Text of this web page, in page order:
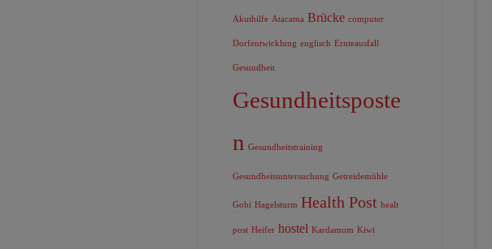
Akuthilfe Atacama Brücke computer
Dorfentwicklung englisch Ernteausfall
Gesundheit
Gesundheitsposte
n Gesundheitstraining
Gesundheitsuntersuchung Getreidemühle
Gobi Hagelsturm Health Post healt
post Heifer hostel Kardamom Kiwi